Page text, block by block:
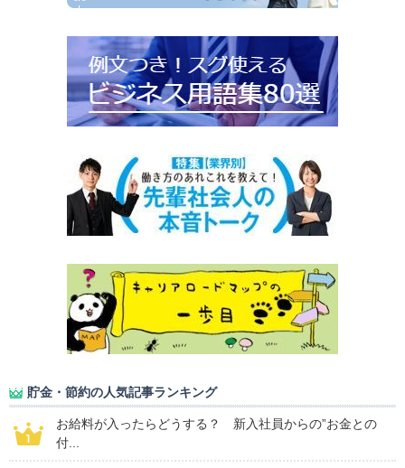
貯金・節約の人気記事ランキング
お給料が入ったらどうする？ 新入社員からの”お金との
付...